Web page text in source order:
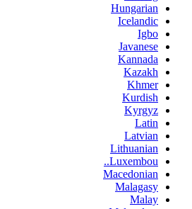
Hungarian
Icelandic
Igbo
Javanese
Kannada
Kazakh
Khmer
Kurdish
Kyrgyz
Latin
Latvian
Lithuanian
Luxembou..
Macedonian
Malagasy
Malay